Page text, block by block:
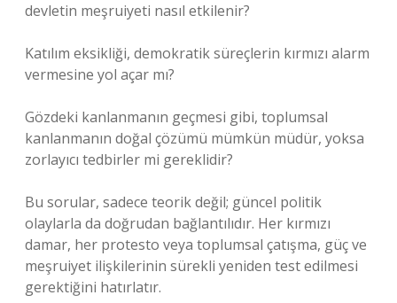
devletin meşruiyeti nasıl etkilenir?
Katılım eksikliği, demokratik süreçlerin kırmızı alarm
vermesine yol açar mı?
Gözdeki kanlanmanın geçmesi gibi, toplumsal
kanlanmanın doğal çözümü mümkün müdür, yoksa
zorlayıcı tedbirler mi gereklidir?
Bu sorular, sadece teorik değil; güncel politik
olaylarla da doğrudan bağlantılıdır. Her kırmızı
damar, her protesto veya toplumsal çatışma, güç ve
meşruiyet ilişkilerinin sürekli yeniden test edilmesi
gerektiğini hatırlatır.